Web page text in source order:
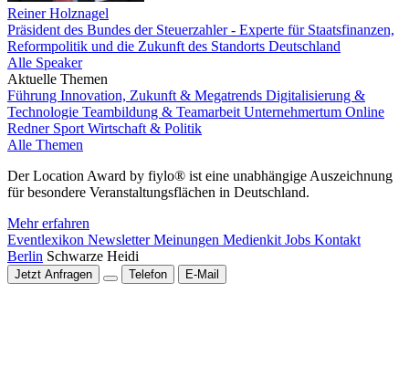
Reiner Holznagel
Präsident des Bundes der Steuerzahler - Experte für Staatsfinanzen,
Reformpolitik und die Zukunft des Standorts Deutschland
Alle Speaker
Aktuelle Themen
Führung Innovation, Zukunft & Megatrends Digitalisierung &
Technologie Teambildung & Teamarbeit Unternehmertum Online
Redner Sport Wirtschaft & Politik
Alle Themen
Der Location Award by fiylo® ist eine unabhängige Auszeichnung
für besondere Veranstaltungsflächen in Deutschland.
Mehr erfahren
Eventlexikon NewsletterMeinungen Medienkit Jobs Kontakt
Berlin Schwarze Heidi
Jetzt Anfragen Telefon E-Mail